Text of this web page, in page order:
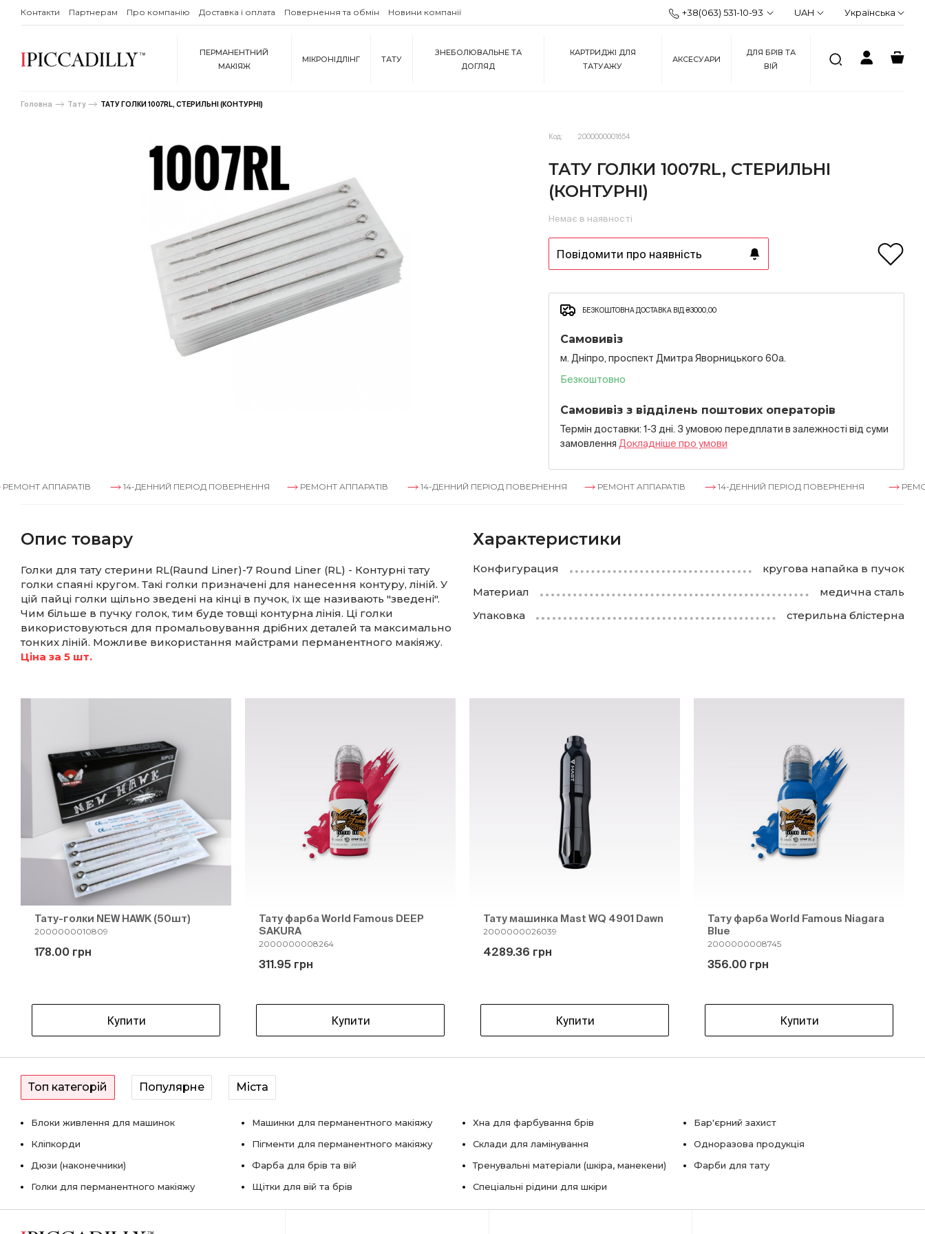
Контакти Партнерам Про компанію Доставка і оплата Повернення та обмін Новини компанії +38(063) 531-10-93 UAH Українська
ПЕРМАНЕНТНИЙ
МАКІЯЖ
МІКРОНІДЛІНГ ТАТУ
ЗНЕБОЛЮВАЛЬНЕ ТА
ДОГЛЯД
КАРТРИДЖІ ДЛЯ
ТАТУАЖУ
АКСЕСУАРИ
ДЛЯ БРІВ ТА
ВІЙ
Головна Тату ТАТУ ГОЛКИ 1007RL, СТЕРИЛЬНІ (КОНТУРНІ)
Код: 2000000001654
ТАТУ ГОЛКИ 1007RL, СТЕРИЛЬНІ
(КОНТУРНІ)
Немає в наявності
Повідомити про наявність
БЕЗКОШТОВНА ДОСТАВКА ВІД ₴3000,00
Самовивіз
м. Дніпро, проспект Дмитра Яворницького 60а.
Безкоштовно
Самовивіз з відділень поштових операторів
Термін доставки: 1-3 дні. З умовою передплати в залежностi вiд суми
замовлення Докладнiше про умови
АППАРАТІВ 14-ДЕННИЙ ПЕРІОД ПОВЕРНЕННЯ РЕМОНТ АППАРАТІВ 14-ДЕННИЙ ПЕРІОД ПОВЕРНЕННЯ РЕМОНТ АППАРАТІВ 14-ДЕННИЙ ПЕРІОД ПОВЕРНЕННЯ РЕМОНТ
Опис товару
Голки для тату стерини RL(Raund Liner)-7 Round Liner (RL) - Контурні тату
голки спаяні кругом. Такі голки призначені для нанесення контуру, ліній. У
цій пайці голки щільно зведені на кінці в пучок, їх ще називають "зведені".
Чим більше в пучку голок, тим буде товщі контурна лінія. Ці голки
використовуються для промальовування дрібних деталей та максимально
тонких ліній. Можливе використання майстрами перманентного макіяжу.
Ціна за 5 шт.
Характеристики
Конфигурация
кругова напайка в пучок
Материал
медична сталь
Упаковка
стерильна блістерна
Тату-голки NEW HAWK (50шт)
2000000010809
178.00 грн
Купити
Тату фарба World Famous DEEP
SAKURA
2000000008264
311.95 грн
Купити
Тату машинка Mast WQ 4901 Dawn
2000000026039
4289.36 грн
Купити
Тату фарба World Famous Niagara
Blue
2000000008745
356.00 грн
Купити
Топ категорій Популярне Міста
Блоки живлення для машинок
Кліпкорди
Дюзи (наконечники)
Голки для перманентного макіяжу
Машинки для перманентного макіяжу
Пігменти для перманентного макіяжу
Фарба для брів та вій
Щітки для вій та брів
Хна для фарбування брів
Склади для ламінування
Тренувальні матеріали (шкіра, манекени)
Спеціальні рідини для шкіри
Бар'єрний захист
Одноразова продукція
Фарби для тату